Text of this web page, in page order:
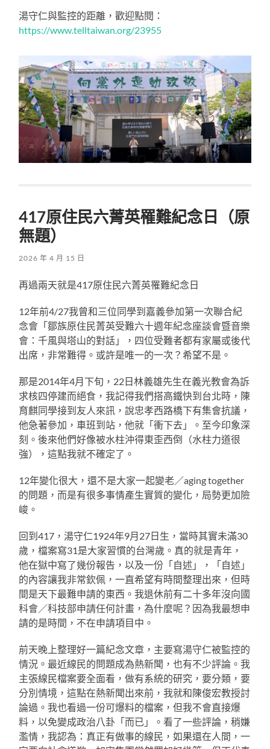
湯守仁與監控的距離，歡迎點閱：
https://www.telltaiwan.org/23955
417原住民六菁英罹難紀念日（原
無題）
2026 年 4 月 15 日
再過兩天就是417原住民六菁英罹難紀念日
12年前4/27我曾和三位同學到嘉義參加第一次聯合紀
念會「鄒族原住民菁英受難六十週年紀念座談會暨音樂
會：千風與塔山的對話」，四位受難者都有家屬或後代
出席，非常難得。或許是唯一的一次？希望不是。
那是2014年4月下旬，22日林義雄先生在義光教會為訴
求核四停建而絕食，我記得我們搭高鐵快到台北時，陳
育麒同學接到友人來訊，說忠孝西路橋下有集會抗議，
他急著參加，車班到站，他就「衝下去」。至今印象深
刻。後來他們好像被水柱沖得東歪西倒（水柱力道很
強），這點我就不確定了。
12年變化很大，還不是大家一起變老／aging together
的問題，而是有很多事情產生實質的變化，局勢更加險
峻。
回到417，湯守仁1924年9月27日生，當時其實未滿30
歲，檔案寫31是大家習慣的台灣歲。真的就是青年，
他在獄中寫了幾份報告，以及一份「自述」，「自述」
的內容讓我非常欽佩，一直希望有時間整理出來，但時
間是天下最難申請的東西。我退休前有二十多年沒向國
科會／科技部申請任何計畫，為什麼呢？因為我最想申
請的是時間，不在申請項目中。
前天晚上整理好一篇紀念文章，主要寫湯守仁被監控的
情況。最近線民的問題成為熱新聞，也有不少評論。我
主張線民檔案要全面看，做有系統的研究，要分類，要
分別情境，這點在熱新聞出來前，我就和陳俊宏教授討
論過。我也看過一份可爆料的檔案，但我不會直接爆
料，以免變成政治八卦「而已」。看了一些評論，稍嫌
濫情，我認為：真正有做事的線民，如果還在人間，一